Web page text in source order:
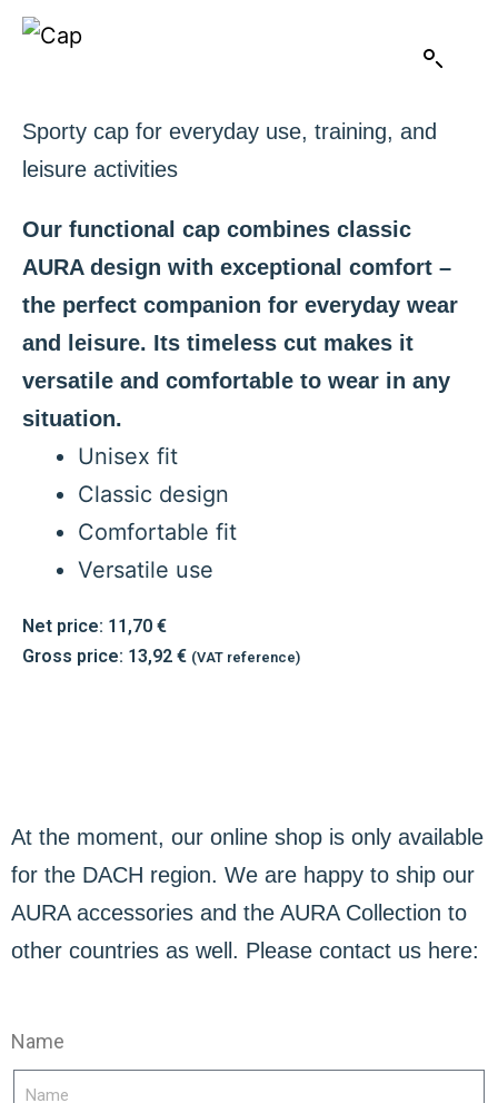
Sporty cap for everyday use, training, and
leisure activities
Our functional cap combines classic
AURA design with exceptional comfort –
the perfect companion for everyday wear
and leisure. Its timeless cut makes it
versatile and comfortable to wear in any
situation.
Unisex fit
Classic design
Comfortable fit
Versatile use
Net price: 11,70 €
Gross price: 13,92 € (VAT reference)
At the moment, our online shop is only available
for the DACH region. We are happy to ship our
AURA accessories and the AURA Collection to
other countries as well. Please contact us here:
Name